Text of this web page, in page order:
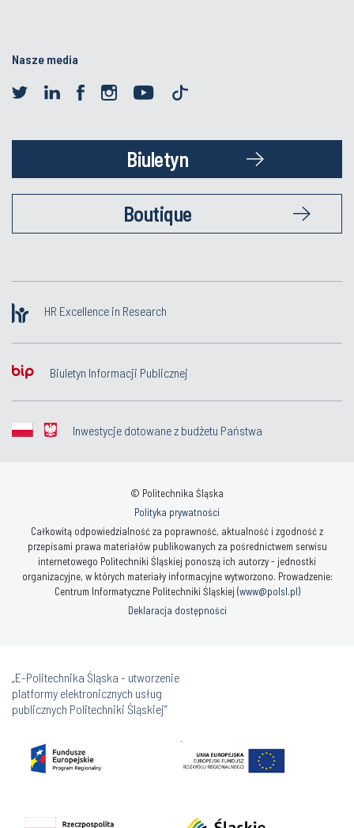
Nasze media
Biuletyn
Boutique
HR Excellence in Research
Biuletyn Informacji Publicznej
Inwestycje dotowane z budżetu Państwa
© Politechnika Śląska
Polityka prywatności
Całkowitą odpowiedzialność za poprawność, aktualność i zgodność z
przepisami prawa materiałów publikowanych za pośrednictwem serwisu
internetowego Politechniki Śląskiej ponoszą ich autorzy - jednostki
organizacyjne, w których materiały informacyjne wytworzono. Prowadzenie:
Centrum Informatyczne Politechniki Śląskiej (www@polsl.pl)
Deklaracja dostępności
„E-Politechnika Śląska - utworzenie
platformy elektronicznych usług
publicznych Politechniki Śląskiej”